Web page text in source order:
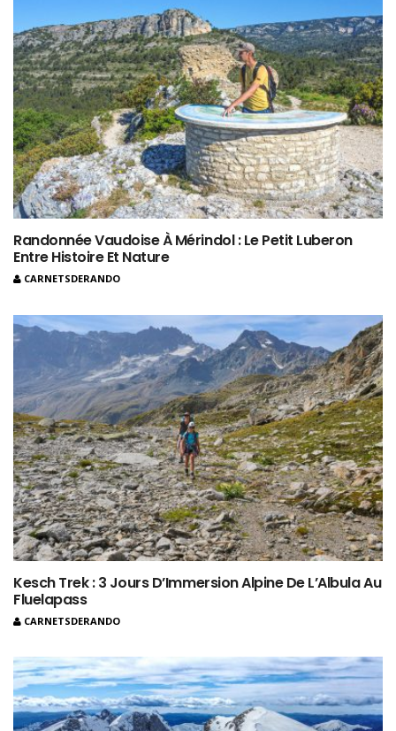
Randonnée Vaudoise À Mérindol : Le Petit Luberon
Entre Histoire Et Nature
CARNETSDERANDO
Kesch Trek : 3 Jours D’Immersion Alpine De L’Albula Au
Fluelapass
CARNETSDERANDO